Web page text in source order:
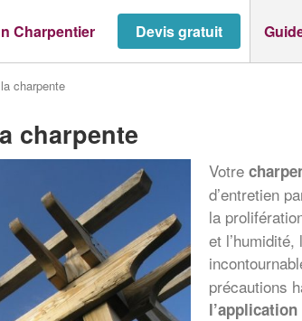
Charpentier Devis gratuit
charpente
charpente
Votre
d’entretien
la
et
précautions